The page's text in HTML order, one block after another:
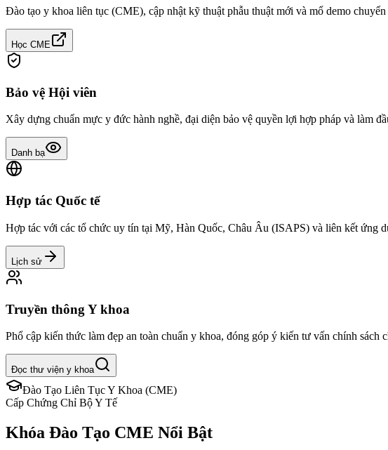
Đào tạo y khoa liên tục (CME), cập nhật kỹ thuật phẫu thuật mới và mổ demo
Học CME
Bảo vệ Hội viên
Xây dựng chuẩn mực y đức hành nghề, đại diện bảo vệ quyền lợi hợp pháp và làm
Danh bạ
Hợp tác Quốc tế
Hợp tác với các tổ chức uy tín tại Mỹ, Hàn Quốc, Châu Âu (ISAPS) và liên kết ứng
Lịch sử
Truyền thông Y khoa
Phổ cập kiến thức làm đẹp an toàn chuẩn y khoa, đóng góp ý kiến tư vấn chính sách
Đọc thư viện y khoa
Đào Tạo Liên Tục Y Khoa (CME)
Cấp Chứng Chỉ Bộ Y Tế
Khóa Đào Tạo CME Nổi Bật